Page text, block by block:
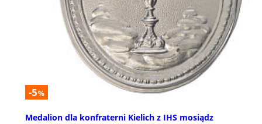
-5%
Medalion dla konfraterni Kielich z IHS mosiądz